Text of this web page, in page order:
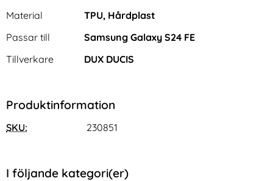
Material
TPU, Hårdplast
Passar till
Samsung Galaxy S24 FE
Tillverkare
DUX DUCIS
Produktinformation
SKU: 230851
I följande kategori(er)